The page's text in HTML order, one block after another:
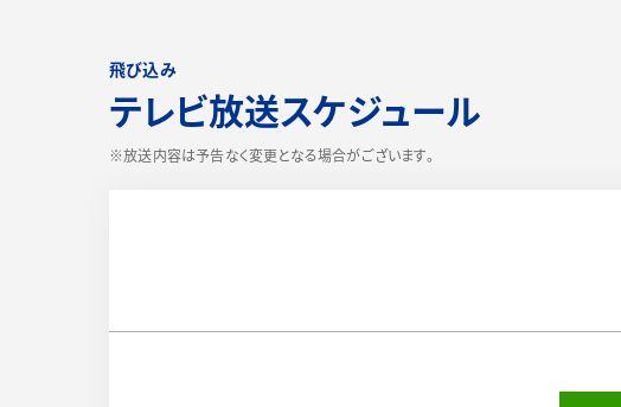
飛び込み
テレビ放送スケジュール
※放送内容は予告なく変更となる場合がございます。